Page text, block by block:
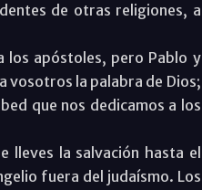
de otras religiones, a
los apóstoles, pero Pablo y
vosotros la palabra de Dios;
que nos dedicamos a los
lleves la salvación hasta el
fuera del judaísmo. Los